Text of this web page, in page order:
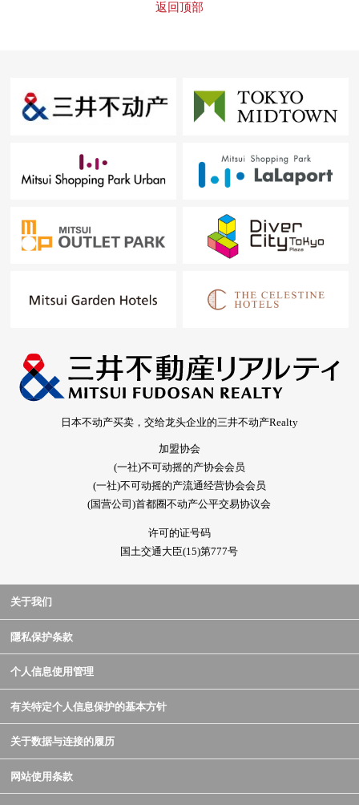
返回顶部
日本不动产买卖，交给龙头企业的三井不动产Realty
加盟协会
(一社)不可动摇的产协会会员
(一社)不可动摇的产流通经营协会会员
(国营公司)首都圈不动产公平交易协议会
许可的证号码
国土交通大臣(15)第777号
关于我们
隱私保护条款
个人信息使用管理
有关特定个人信息保护的基本方针
关于数据与连接的履历
网站使用条款